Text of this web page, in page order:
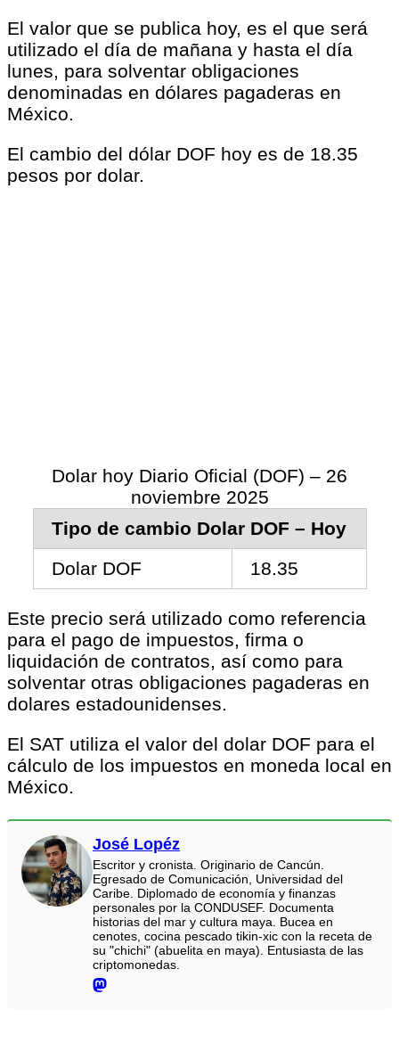
El valor que se publica hoy, es el que será
utilizado el día de mañana y hasta el día
lunes, para solventar obligaciones
denominadas en dólares pagaderas en
México.
El cambio del dólar DOF hoy es de 18.35
pesos por dolar.
Dolar hoy Diario Oficial (DOF) – 26
noviembre 2025
Tipo de cambio Dolar DOF – Hoy
Dolar DOF
18.35
Este precio será utilizado como referencia
para el pago de impuestos, firma o
liquidación de contratos, así como para
solventar otras obligaciones pagaderas en
dolares estadounidenses.
El SAT utiliza el valor del dolar DOF para el
cálculo de los impuestos en moneda local en
México.
José Lopéz
Escritor y cronista. Originario de Cancún.
Egresado de Comunicación, Universidad del
Caribe. Diplomado de economía y finanzas
personales por la CONDUSEF. Documenta
historias del mar y cultura maya. Bucea en
cenotes, cocina pescado tikin-xic con la receta de
su "chichi" (abuelita en maya). Entusiasta de las
criptomonedas.